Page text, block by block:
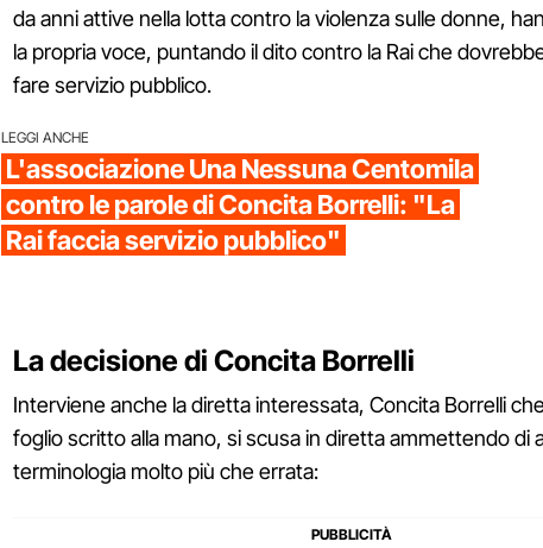
da anni attive nella lotta contro la violenza sulle donne,
la propria voce, puntando il dito contro la Rai che
fare servizio pubblico.
LEGGI ANCHE
L'associazione Una Nessuna Centomila
contro le parole di Concita Borrelli: "La
Rai faccia servizio pubblico"
La decisione di Concita Borrelli
Interviene anche la diretta interessata, Concita Borrelli
foglio scritto alla mano, si scusa in diretta ammettendo di
terminologia molto più che errata: